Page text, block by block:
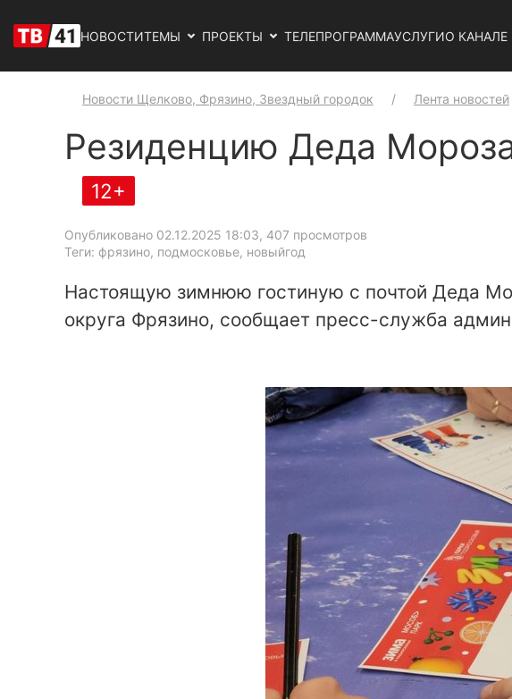
НОВОСТИТЕМЫ ПРОЕКТЫ ТЕЛЕПРОГРАММАУСЛУГИО КАНАЛЕ
Новости Щелково, Фрязино, Звездный городок Лента новостей
Резиденцию Деда
12+
Опубликовано 02.12.2025 18:03, 407 просмотров
Теги: фрязино, подмосковье, новыйгод
Настоящую зимнюю гостиную с почтой Деда
округа Фрязино, сообщает пресс-служба